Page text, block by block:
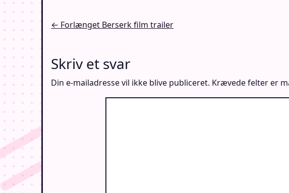
Indlægsnavigation
← Forlænget Berserk film trailer
Skriv et svar
Din e-mailadresse vil ikke blive publiceret. Krævede felter er